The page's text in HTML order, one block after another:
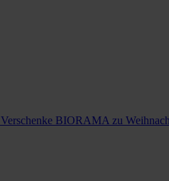
Verschenke BIORAMA zu